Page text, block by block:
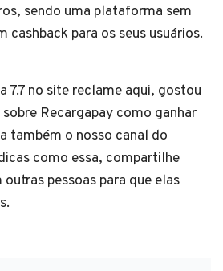
sendo uma plataforma sem
cashback para os seus usuários.
7.7 no site reclame aqui, gostou
Recargapay como ganhar
também o nosso canal do
como essa, compartilhe
pessoas para que elas